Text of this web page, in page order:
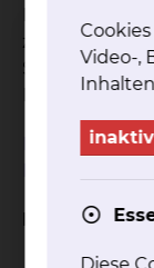
zurück, über
Straßenseite
Hier kommen
Mit dem PKW
Video-,
inaktiv
Diese